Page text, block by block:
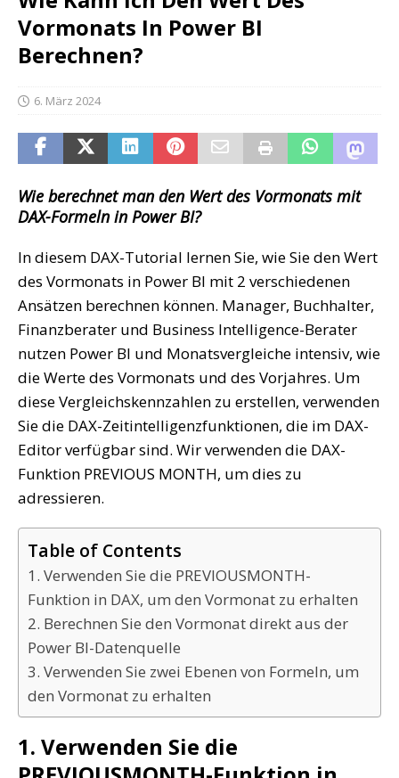
Vormonats In Power BI
Berechnen?
6. März 2024
Wie berechnet man den Wert des Vormonats mit
DAX-Formeln in Power BI?
In diesem DAX-Tutorial lernen Sie, wie Sie den Wert
des Vormonats in Power BI mit 2 verschiedenen
Ansätzen berechnen können. Manager, Buchhalter,
Finanzberater und Business Intelligence-Berater
nutzen Power BI und Monatsvergleiche intensiv, wie
die Werte des Vormonats und des Vorjahres. Um
diese Vergleichskennzahlen zu erstellen, verwenden
Sie die DAX-Zeitintelligenzfunktionen, die im DAX-
Editor verfügbar sind. Wir verwenden die DAX-
Funktion PREVIOUS MONTH, um dies zu
adressieren.
Table of Contents
1. Verwenden Sie die PREVIOUSMONTH-
Funktion in DAX, um den Vormonat zu erhalten
2. Berechnen Sie den Vormonat direkt aus der
Power BI-Datenquelle
3. Verwenden Sie zwei Ebenen von Formeln, um
den Vormonat zu erhalten
1. Verwenden Sie die